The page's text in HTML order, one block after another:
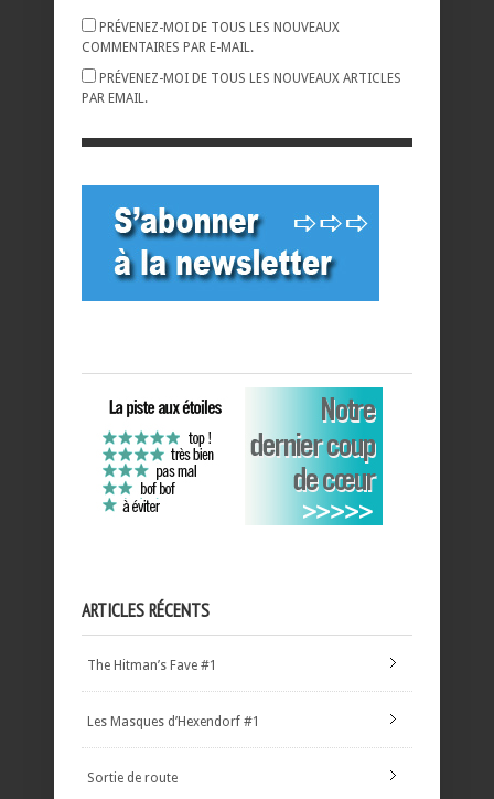
PRÉVENEZ-MOI DE TOUS LES NOUVEAUX
COMMENTAIRES PAR E-MAIL.
PRÉVENEZ-MOI DE TOUS LES NOUVEAUX ARTICLES
PAR EMAIL.
ARTICLES RÉCENTS
The Hitman’s Fave #1
Les Masques d’Hexendorf #1
Sortie de route